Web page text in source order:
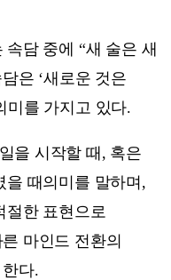
담 중에 “새 술은 새
은 ‘새로운 것은
미를 가지고 있다.
을 시작할 때, 혹은
을 때의미를 말하며,
절한 표현으로
마인드 전환의
다.